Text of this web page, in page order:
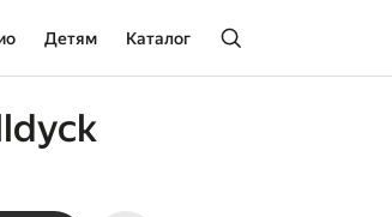
Детям Каталог